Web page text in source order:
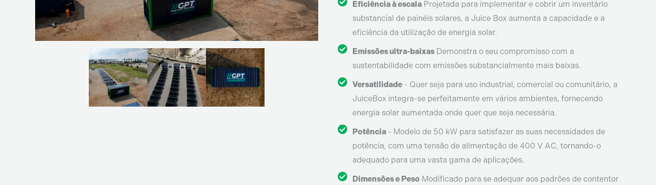
Eficiência à escala Projetada para implementar e cobrir um inventário
substancial de painéis solares, a Juice Box aumenta a capacidade e a
eficiência da utilização de energia solar.
Emissões ultra-baixas Demonstra o seu compromisso com a
sustentabilidade com emissões substancialmente mais baixas.
Versatilidade - Quer seja para uso industrial, comercial ou comunitário, a
JuiceBox integra-se perfeitamente em vários ambientes, fornecendo
energia solar aumentada onde quer que seja necessária.
Potência - Modelo de 50 kW para satisfazer as suas necessidades de
potência, com uma tensão de alimentação de 400 V AC, tornando-o
adequado para uma vasta gama de aplicações.
Dimensões e Peso Modificado para se adequar aos padrões de contentor